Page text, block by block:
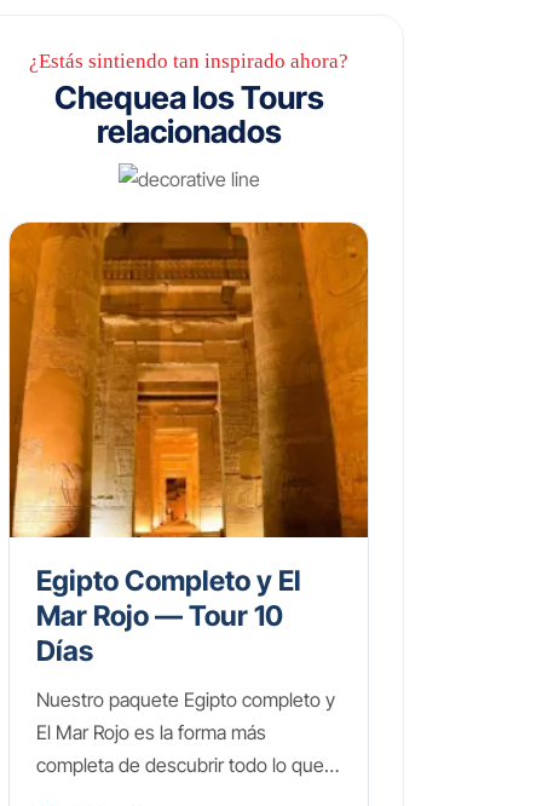
¿Estás sintiendo tan inspirado ahora?
Chequea los Tours
relacionados
Egipto Completo y El
Mar Rojo — Tour 10
Días
Nuestro paquete Egipto completo y
El Mar Rojo es la forma más
completa de descubrir todo lo que